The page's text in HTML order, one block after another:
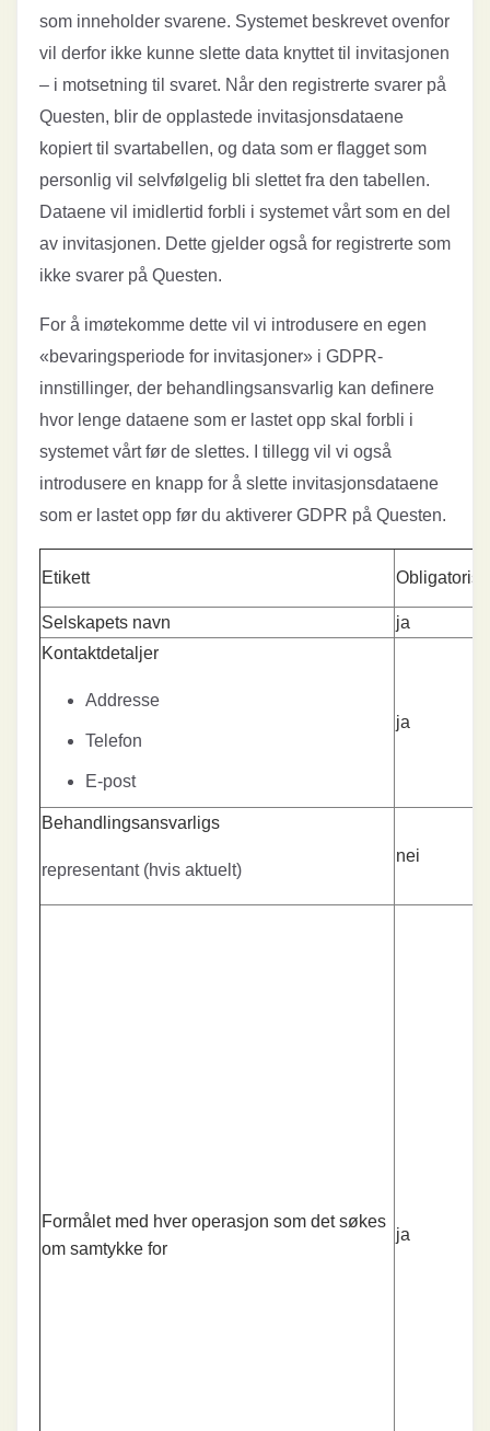
som inneholder svarene. Systemet beskrevet ovenfor
vil derfor ikke kunne slette data knyttet til invitasjonen
– i motsetning til svaret. Når den registrerte svarer på
Questen, blir de opplastede invitasjonsdataene
kopiert til svartabellen, og data som er flagget som
personlig vil selvfølgelig bli slettet fra den tabellen.
Dataene vil imidlertid forbli i systemet vårt som en del
av invitasjonen. Dette gjelder også for registrerte som
ikke svarer på Questen.
For å imøtekomme dette vil vi introdusere en egen
«bevaringsperiode for invitasjoner» i GDPR-
innstillinger, der behandlingsansvarlig kan definere
hvor lenge dataene som er lastet opp skal forbli i
systemet vårt før de slettes. I tillegg vil vi også
introdusere en knapp for å slette invitasjonsdataene
som er lastet opp før du aktiverer GDPR på Questen.
Etikett Obligatorisk
Selskapets navn
ja
Kontaktdetaljer
Addresse
Telefon
E-post
ja
Behandlingsansvarligs
representant (hvis aktuelt)
nei
Formålet med hver operasjon som det søkes
om samtykke for
ja